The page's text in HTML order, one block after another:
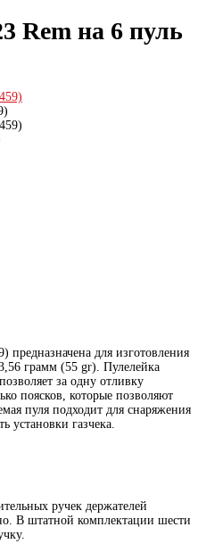
Rem на 6 пуль
предназначена для изготовления
грамм (55 gr). Пулелейка
за одну отливку
поясков, которые позволяют
пуля подходит для снаряжения
установки газчека.
ручек держателей
В штатной комплектации шести